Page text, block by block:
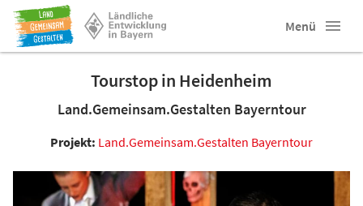
Menü
Tourstop in Heidenheim
Land.Gemeinsam.Gestalten Bayerntour
Projekt: Land.Gemeinsam.Gestalten Bayerntour